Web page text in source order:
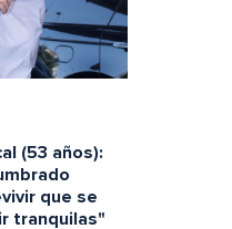
(53 años):
que se
tranquilas"